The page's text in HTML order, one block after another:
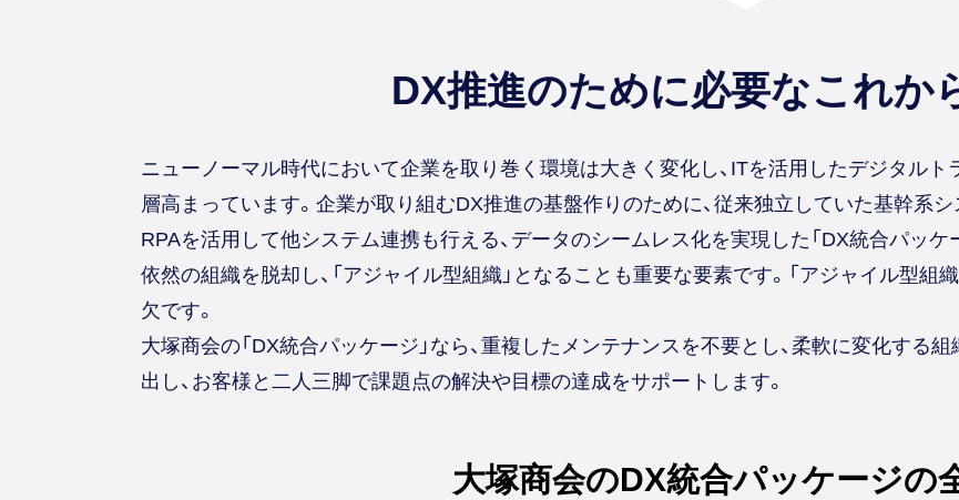
DX推進のために必要なこれか
ニューノーマル時代において企業を取り巻く環境は大きく変化し、ITを活用したデジタルト
層高まっています。企業が取り組むDX推進の基盤作りのために、従来独立していた基幹系
RPAを活用して他システム連携も行える、データのシームレス化を実現した「DX統合パッケ
依然の組織を脱却し、「アジャイル型組織」となることも重要な要素です。「アジャイル型組
欠です。
大塚商会の「DX統合パッケージ」なら、重複したメンテナンスを不要とし、柔軟に変化する
出し、お客様と二人三脚で課題点の解決や目標の達成をサポートします。
大塚商会のDX統合パッケージの